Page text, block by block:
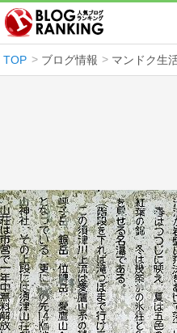
TOP ブログ情報 マンドク生